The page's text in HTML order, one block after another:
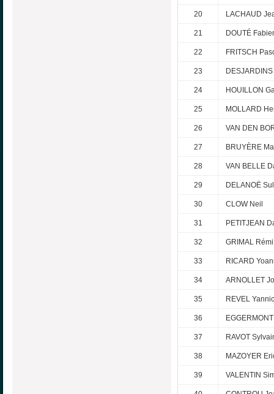
20 LACHAUD
21 DOUTÉ
22 FRITSCH
23
24 HOUILLON
25 MOLLARD
26 VAN DEN
27 BRUYÈRE
28 VAN BELLE
29 DELANOË
30 CLOW Neil
31 PETITJEAN
32 GRIMAL Rémi
33 RICARD
34 ARNOLLET
35 REVEL
36
37 RAVOT
38 MAZOYER
39 VALENTIN